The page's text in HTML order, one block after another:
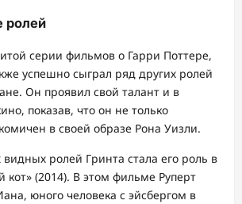
ролей
серии фильмов о Гарри Поттере,
успешно сыграл ряд других ролей
Он проявил свой талант и в
показав, что он не только
в своей образе Рона Уизли.
ролей Гринта стала его роль в
(2014). В этом фильме Руперт
юного человека с эйсбергом в